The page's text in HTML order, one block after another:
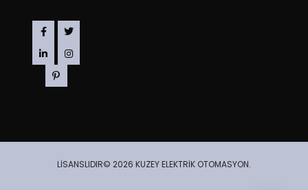
LİSANSLIDIR© 2026 KUZEY ELEKTRİK OTOMASYON.